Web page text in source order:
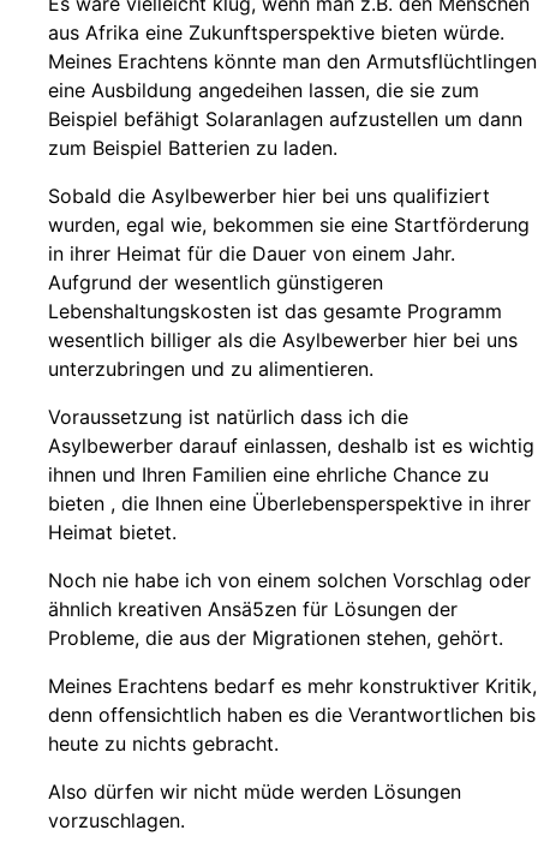
aus Afrika eine Zukunftsperspektive bieten würde.
Meines Erachtens könnte man den Armutsflüchtlingen
eine Ausbildung angedeihen lassen, die sie zum
Beispiel befähigt Solaranlagen aufzustellen um dann
zum Beispiel Batterien zu laden.
Sobald die Asylbewerber hier bei uns qualifiziert
wurden, egal wie, bekommen sie eine Startförderung
in ihrer Heimat für die Dauer von einem Jahr.
Aufgrund der wesentlich günstigeren
Lebenshaltungskosten ist das gesamte Programm
wesentlich billiger als die Asylbewerber hier bei uns
unterzubringen und zu alimentieren.
Voraussetzung ist natürlich dass ich die
Asylbewerber darauf einlassen, deshalb ist es wichtig
ihnen und Ihren Familien eine ehrliche Chance zu
bieten , die Ihnen eine Überlebensperspektive in ihrer
Heimat bietet.
Noch nie habe ich von einem solchen Vorschlag oder
ähnlich kreativen Ansä5zen für Lösungen der
Probleme, die aus der Migrationen stehen, gehört.
Meines Erachtens bedarf es mehr konstruktiver Kritik,
denn offensichtlich haben es die Verantwortlichen bis
heute zu nichts gebracht.
Also dürfen wir nicht müde werden Lösungen
vorzuschlagen.